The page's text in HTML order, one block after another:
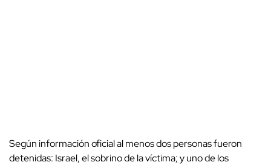
Según información oficial al menos dos personas fueron
detenidas: Israel, el sobrino de la víctima; y uno de los